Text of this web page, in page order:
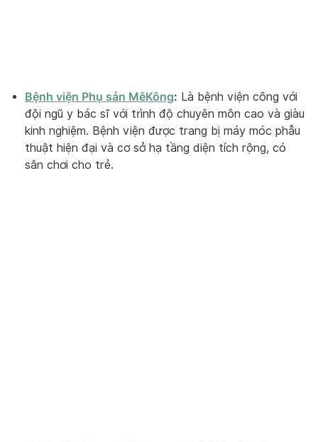
Bệnh viện Phụ sản MêKông: Là bệnh viện công với
đội ngũ y bác sĩ với trình độ chuyên môn cao và giàu
kinh nghiệm. Bệnh viện được trang bị máy móc phẫu
thuật hiện đại và cơ sở hạ tầng diện tích rộng, có
sân chơi cho trẻ.